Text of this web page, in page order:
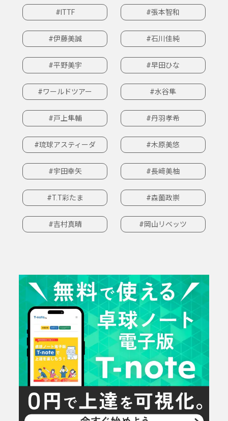
#ITTF #張本智和
#伊藤美誠 #石川佳純
#平野美宇 #早田ひな
#ワールドツアー #水谷隼
#戸上隼輔 #丹羽孝希
#琉球アスティーダ #木原美悠
#宇田幸矢 #長﨑美柚
#T.T彩たま #森薗政崇
#吉村真晴 #岡山リベッツ